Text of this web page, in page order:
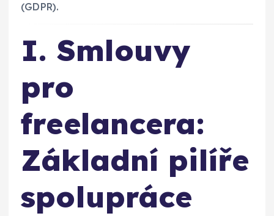
(GDPR).
I. Smlouvy
pro
freelancera:
Základní pilíře
spolupráce